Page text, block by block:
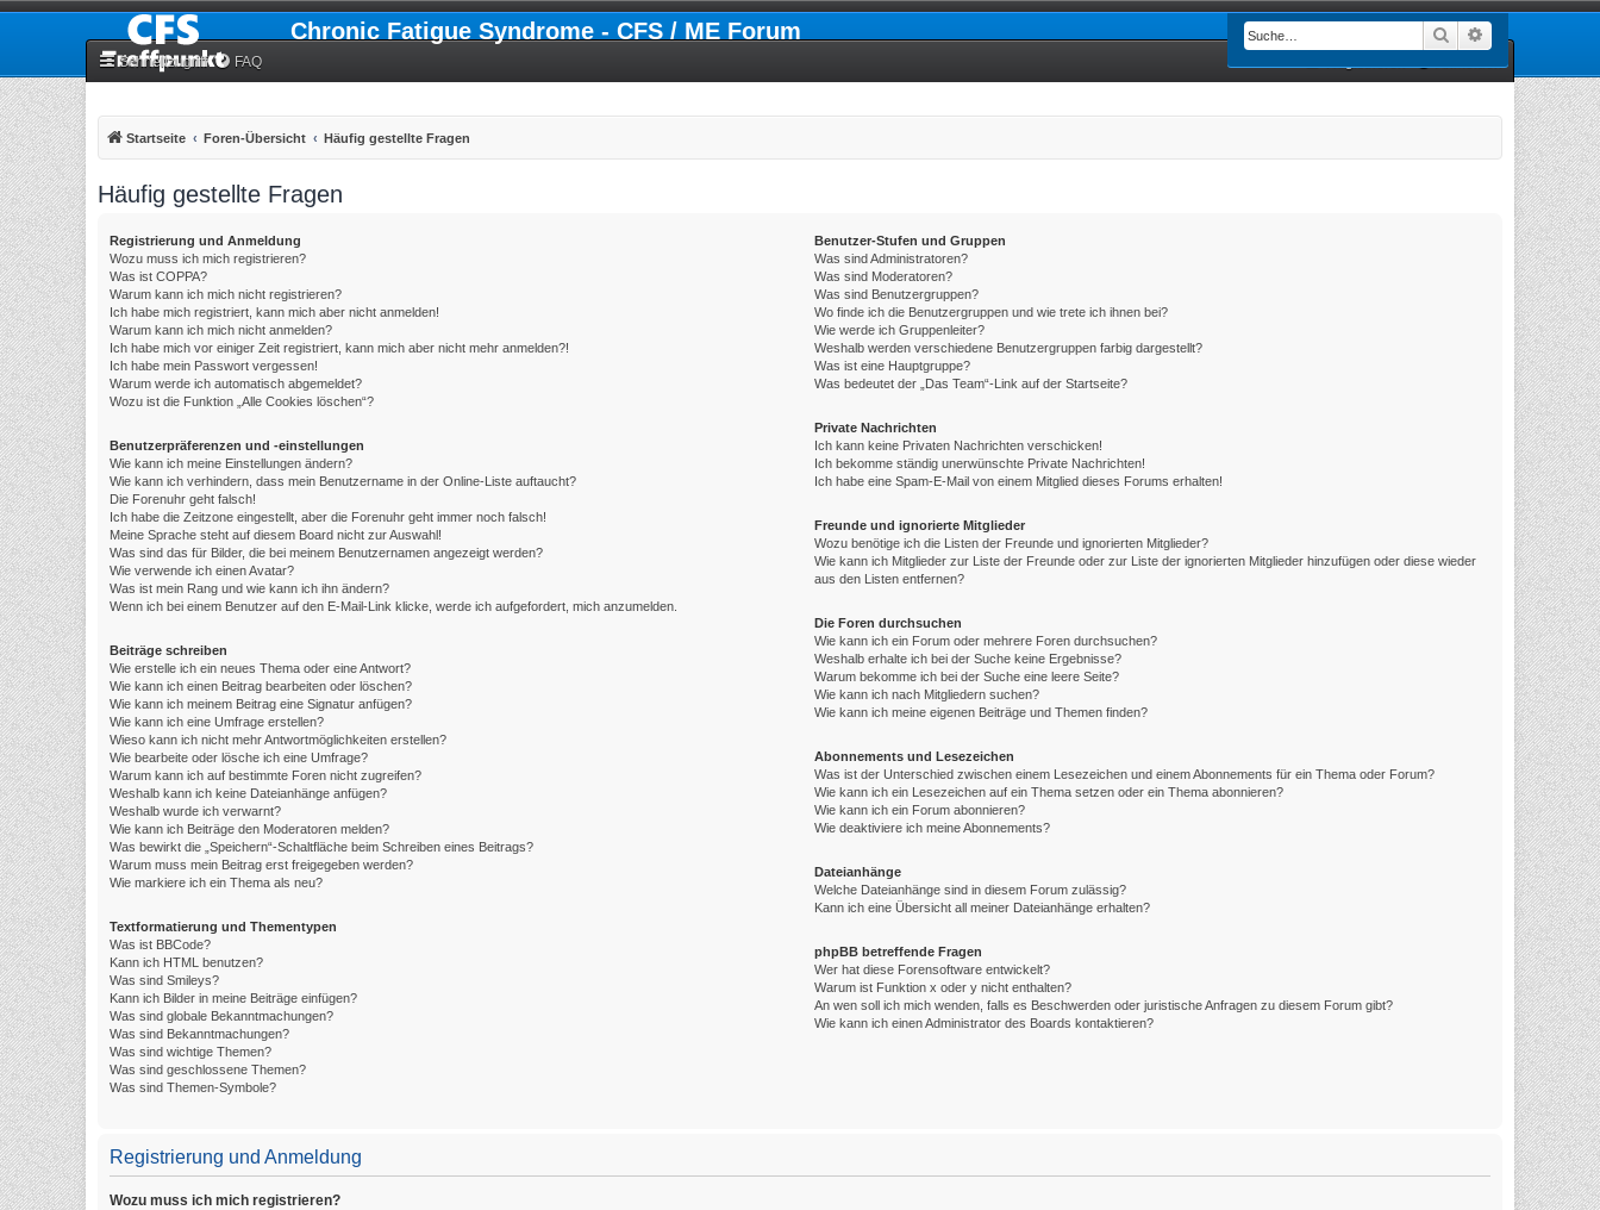
Chronic Fatigue Syndrome - CFS / ME Forum Suche
Schnellzugriff FAQ
Startseite Foren-Übersicht Häufig gestellte Fragen
Häufig gestellte Fragen
Registrierung und Anmeldung
Wozu muss ich mich registrieren?
Was ist COPPA?
Warum kann ich mich nicht registrieren?
Ich habe mich registriert, kann mich aber nicht anmelden!
Warum kann ich mich nicht anmelden?
Ich habe mich vor einiger Zeit registriert, kann mich aber nicht mehr anmelden?!
Ich habe mein Passwort vergessen!
Warum werde ich automatisch abgemeldet?
Wozu ist die Funktion „Alle Cookies löschen“?
Benutzerpräferenzen und -einstellungen
Wie kann ich meine Einstellungen ändern?
Wie kann ich verhindern, dass mein Benutzername in der Online-Liste auftaucht?
Die Forenuhr geht falsch!
Ich habe die Zeitzone eingestellt, aber die Forenuhr geht immer noch falsch!
Meine Sprache steht auf diesem Board nicht zur Auswahl!
Was sind das für Bilder, die bei meinem Benutzernamen angezeigt werden?
Wie verwende ich einen Avatar?
Was ist mein Rang und wie kann ich ihn ändern?
Wenn ich bei einem Benutzer auf den E-Mail-Link klicke, werde ich aufgefordert, mich anzumelden.
Beiträge schreiben
Wie erstelle ich ein neues Thema oder eine Antwort?
Wie kann ich einen Beitrag bearbeiten oder löschen?
Wie kann ich meinem Beitrag eine Signatur anfügen?
Wie kann ich eine Umfrage erstellen?
Wieso kann ich nicht mehr Antwortmöglichkeiten erstellen?
Wie bearbeite oder lösche ich eine Umfrage?
Warum kann ich auf bestimmte Foren nicht zugreifen?
Weshalb kann ich keine Dateianhänge anfügen?
Weshalb wurde ich verwarnt?
Wie kann ich Beiträge den Moderatoren melden?
Was bewirkt die „Speichern“-Schaltfläche beim Schreiben eines Beitrags?
Warum muss mein Beitrag erst freigegeben werden?
Wie markiere ich ein Thema als neu?
Textformatierung und Thementypen
Was ist BBCode?
Kann ich HTML benutzen?
Was sind Smileys?
Kann ich Bilder in meine Beiträge einfügen?
Was sind globale Bekanntmachungen?
Was sind Bekanntmachungen?
Was sind wichtige Themen?
Was sind geschlossene Themen?
Was sind Themen-Symbole?
Benutzer-Stufen und Gruppen
Was sind Administratoren?
Was sind Moderatoren?
Was sind Benutzergruppen?
Wo finde ich die Benutzergruppen und wie trete ich ihnen bei?
Wie werde ich Gruppenleiter?
Weshalb werden verschiedene Benutzergruppen farbig dargestellt?
Was ist eine Hauptgruppe?
Was bedeutet der „Das Team“-Link auf der Startseite?
Private Nachrichten
Ich kann keine Privaten Nachrichten verschicken!
Ich bekomme ständig unerwünschte Private Nachrichten!
Ich habe eine Spam-E-Mail von einem Mitglied dieses Forums erhalten!
Freunde und ignorierte Mitglieder
Wozu benötige ich die Listen der Freunde und ignorierten Mitglieder?
Wie kann ich Mitglieder zur Liste der Freunde oder zur Liste der ignorierten Mitglieder hinzufügen oder diese wieder
aus den Listen entfernen?
Die Foren durchsuchen
Wie kann ich ein Forum oder mehrere Foren durchsuchen?
Weshalb erhalte ich bei der Suche keine Ergebnisse?
Warum bekomme ich bei der Suche eine leere Seite?
Wie kann ich nach Mitgliedern suchen?
Wie kann ich meine eigenen Beiträge und Themen finden?
Abonnements und Lesezeichen
Was ist der Unterschied zwischen einem Lesezeichen und einem Abonnements für ein Thema oder Forum?
Wie kann ich ein Lesezeichen auf ein Thema setzen oder ein Thema abonnieren?
Wie kann ich ein Forum abonnieren?
Wie deaktiviere ich meine Abonnements?
Dateianhänge
Welche Dateianhänge sind in diesem Forum zulässig?
Kann ich eine Übersicht all meiner Dateianhänge erhalten?
phpBB betreffende Fragen
Wer hat diese Forensoftware entwickelt?
Warum ist Funktion x oder y nicht enthalten?
An wen soll ich mich wenden, falls es Beschwerden oder juristische Anfragen zu diesem Forum gibt?
Wie kann ich einen Administrator des Boards kontaktieren?
Registrierung und Anmeldung
Wozu muss ich mich registrieren?